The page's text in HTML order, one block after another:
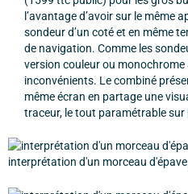
l’avantage d’avoir sur le même
sondeur d’un coté et en même
de navigation. Comme les
version couleur ou
inconvénients. Le combiné
même écran en partage une
traceur, le tout paramétrable sur
interprétation d'un morceau